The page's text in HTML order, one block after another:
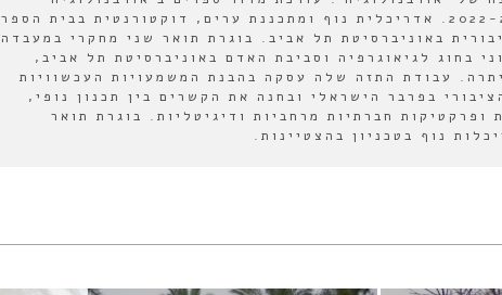
בשנים 2022-2020. אדריכלית נוף ומתכננת ערים, דוקטורנטית בבית הספר
באוניברסיטת תל אביב. בוגרת תואר שני מחקרי במעבדה
בחוג לגיאוגרפיה וסביבת האדם באוניברסיטת תל אביב,
עבודת התזה שלה עסקה בהבנת המשמעויות העכשוויות
בפרבר הישראלי ובחנה את הקשרים בין תכנון נופי,
ופרקטיקות חברתיות מרחביות ודיגיטליות. בוגרת תואר
נוף בטכניון בהצטיינות.